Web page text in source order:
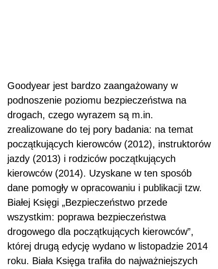
Goodyear jest bardzo zaangażowany w
podnoszenie poziomu bezpieczeństwa na
drogach, czego wyrazem są m.in.
zrealizowane do tej pory badania: na temat
początkujących kierowców (2012), instruktorów
jazdy (2013) i rodziców początkujących
kierowców (2014). Uzyskane w ten sposób
dane pomogły w opracowaniu i publikacji tzw.
Białej Księgi „Bezpieczeństwo przede
wszystkim: poprawa bezpieczeństwa
drogowego dla początkujących kierowców”,
której drugą edycję wydano w listopadzie 2014
roku. Biała Księga trafiła do najważniejszych